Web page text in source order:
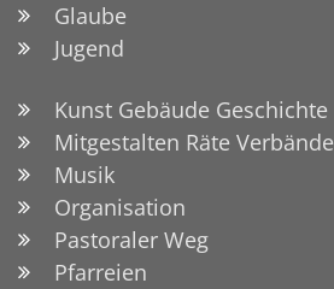
Glaube
Jugend
Kunst Gebäude Geschichte
Mitgestalten Räte Verbände
Musik
Organisation
Pastoraler Weg
Pfarreien